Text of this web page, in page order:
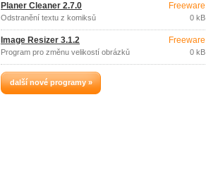
Planer Cleaner 2.7.0
Odstranění textu z komiksů
Freeware
0 kB
Image Resizer 3.1.2
Program pro změnu velikostí obrázků
Freeware
0 kB
další nové programy »